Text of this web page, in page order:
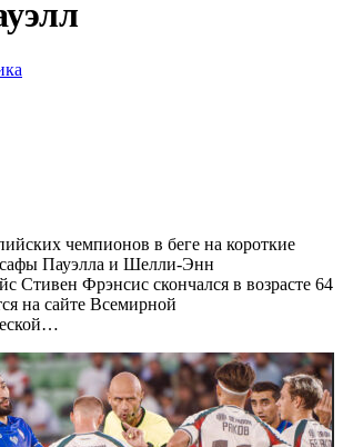
чемпионов в беге на короткие
Пауэлла и Шелли‑Энн
Стивен Фрэнсис скончался в возрасте 64
на сайте Всемирной